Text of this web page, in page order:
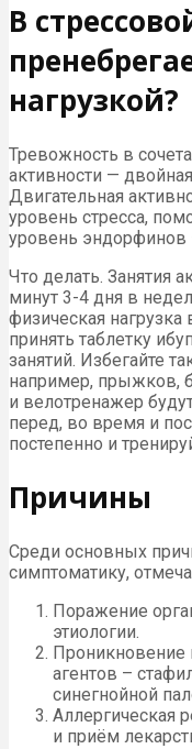
В
нагрузкой?
Тревожность в
активности —
Двигательная
уровень стресса,
уровень эндорфинов
Что делать. Занятия
минут 3-4 дня в
физическая
принять таблетку
занятий. Избегайте
например, прыжков,
и велотренажер
перед, во время и
постепенно и
Причины
Среди основных
симптоматику,
Поражение
этиологии.
Проникновение
агентов –
синегнойной
Аллергическая
и приём